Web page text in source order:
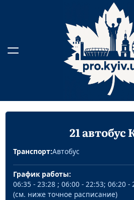
21 автобус
Транспорт:Автобус
График работы:
06:35 - 23:28 ; 06:00 - 22:53; 06:20 -
(см. ниже точное расписание)